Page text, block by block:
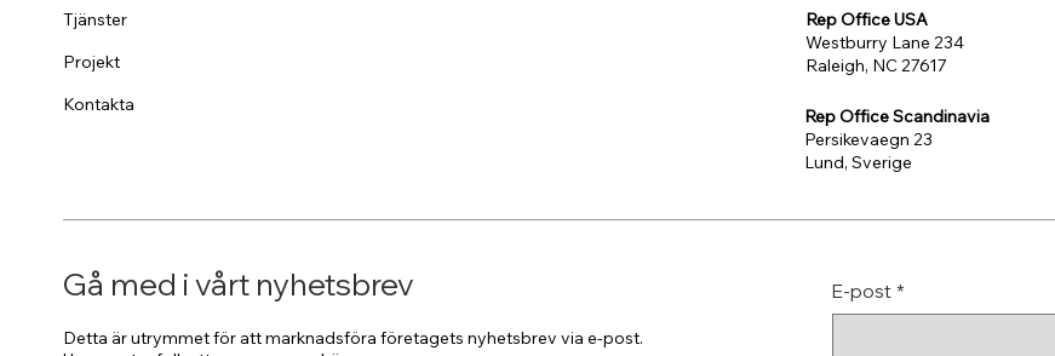
Tjänster
Projekt
Kontakta
Rep Office USA
Westburry Lane 234
Raleigh, NC 27617
Rep Office Scandinavia
Persikevaegn 23
Lund, Sverige
Gå med i vårt nyhetsbrev
Detta är utrymmet för att marknadsföra företagets nyhetsbrev via e-post.
E-post *